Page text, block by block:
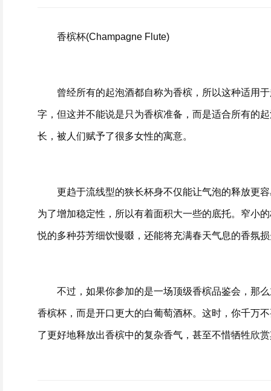
香槟杯(Champagne Flute)
曾经所有的起泡酒都自称为香槟，所以这种适用
字，但这并不能说是只为香槟准备，而是适合所有的
长，被人们赋予了很多女性的寓意。
更趋于流线型的狭长杯身不仅能让气泡的释放更
为了增加稳定性，所以有着面积大一些的底托。窄小
悦的多种芬芳细饮慢啜，还能将充满春天气息的香氛
不过，如果你参加的是一场顶级香槟品鉴会，那
香槟杯，而是开口更大的白葡萄酒杯。这时，你千万
了更好地释放出香槟中的复杂香气，甚至不惜牺牲欣